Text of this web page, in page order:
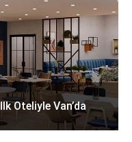
Oteliyle Van’da